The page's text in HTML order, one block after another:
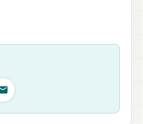
Email